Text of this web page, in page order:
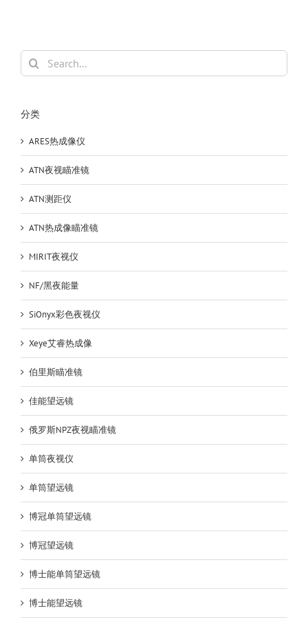
Search
for:
分类
ARES热成像仪
ATN夜视瞄准镜
ATN测距仪
ATN热成像瞄准镜
MIRIT夜视仪
NF/黑夜能量
SiOnyx彩色夜视仪
Xeye艾睿热成像
伯里斯瞄准镜
佳能望远镜
俄罗斯NPZ夜视瞄准镜
单筒夜视仪
单筒望远镜
博冠单筒望远镜
博冠望远镜
博士能单筒望远镜
博士能望远镜